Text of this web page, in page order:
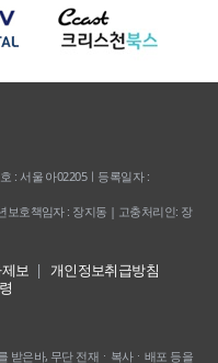
: 서울 아02205ㅣ등록일자 :
보호책임자 : 장지동 | 고충처리인: 장
보
개인정보취급방침
받은바, 무단 전재ㆍ복사ㆍ배포 등을